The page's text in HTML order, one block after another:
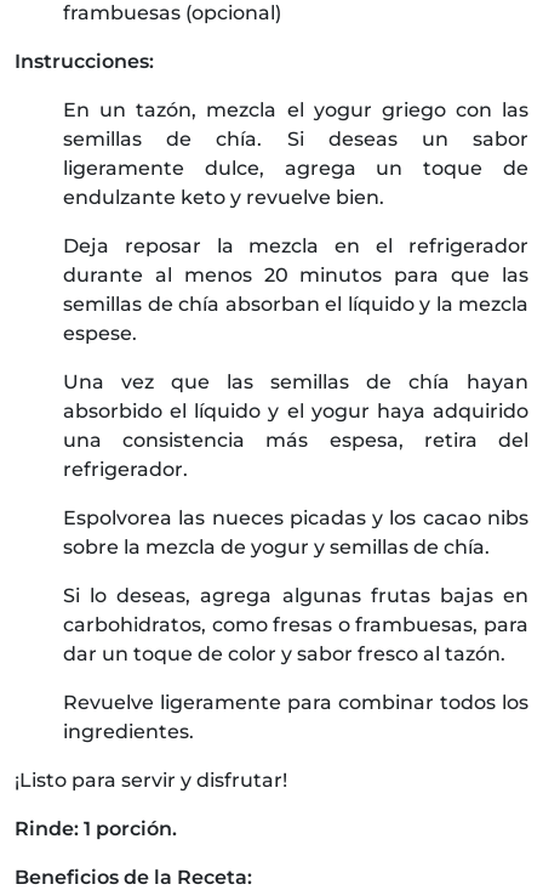
frambuesas (opcional)
Instrucciones:
En un tazón, mezcla el yogur griego con las
semillas de chía. Si deseas un sabor
ligeramente dulce, agrega un toque de
endulzante keto y revuelve bien.
Deja reposar la mezcla en el refrigerador
durante al menos 20 minutos para que las
semillas de chía absorban el líquido y la mezcla
espese.
Una vez que las semillas de chía hayan
absorbido el líquido y el yogur haya adquirido
una consistencia más espesa, retira del
refrigerador.
Espolvorea las nueces picadas y los cacao nibs
sobre la mezcla de yogur y semillas de chía.
Si lo deseas, agrega algunas frutas bajas en
carbohidratos, como fresas o frambuesas, para
dar un toque de color y sabor fresco al tazón.
Revuelve ligeramente para combinar todos los
ingredientes.
¡Listo para servir y disfrutar!
Rinde: 1 porción.
Beneficios de la Receta: